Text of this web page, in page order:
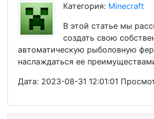
Категория: Minecraft
В этой статье мы
создать свою
автоматическую рыболовную
наслаждаться ее
Дата: 2023-08-31 12:01:01